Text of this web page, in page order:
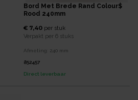
Bord Met Brede Rand Colour$
Rood 240mm
€ 7,40 per stuk
Verpakt per 6 stuks
Afmeting: 240 mm
852457
Direct leverbaar